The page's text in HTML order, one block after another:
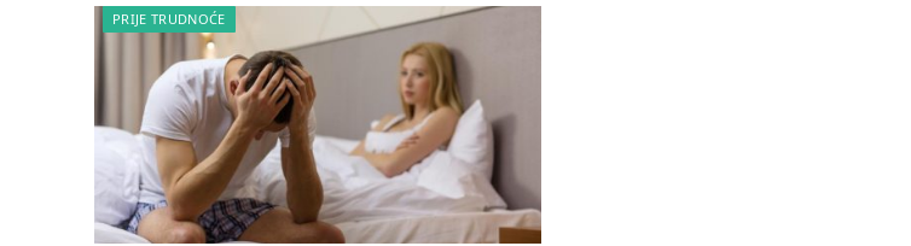
PRIJE TRUDNOĆE